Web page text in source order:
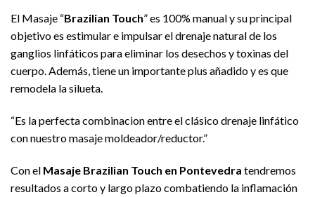
El Masaje “Brazilian Touch” es 100% manual y su principal
objetivo es estimular e impulsar el drenaje natural de los
ganglios linfáticos para eliminar los desechos y toxinas del
cuerpo. Además, tiene un importante plus añadido y es que
remodela la silueta.
“Es la perfecta combinacion entre el clásico drenaje linfático
con nuestro masaje moldeador/reductor.”
Con el Masaje Brazilian Touch en Pontevedra tendremos
resultados a corto y largo plazo combatiendo la inflamación